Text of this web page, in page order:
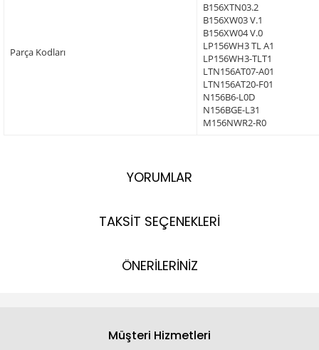
Parça Kodları
B156XTN03.2
B156XW03 V.1
B156XW04 V.0
LP156WH3 TL A1
LP156WH3-TLT1
LTN156AT07-A01
LTN156AT20-F01
N156B6-L0D
N156BGE-L31
M156NWR2-R0
YORUMLAR
TAKSİT SEÇENEKLERİ
ÖNERİLERİNİZ
Müşteri Hizmetleri